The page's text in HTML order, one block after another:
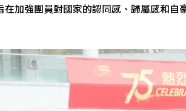
在加強團員對國家的認同感、歸屬感和自